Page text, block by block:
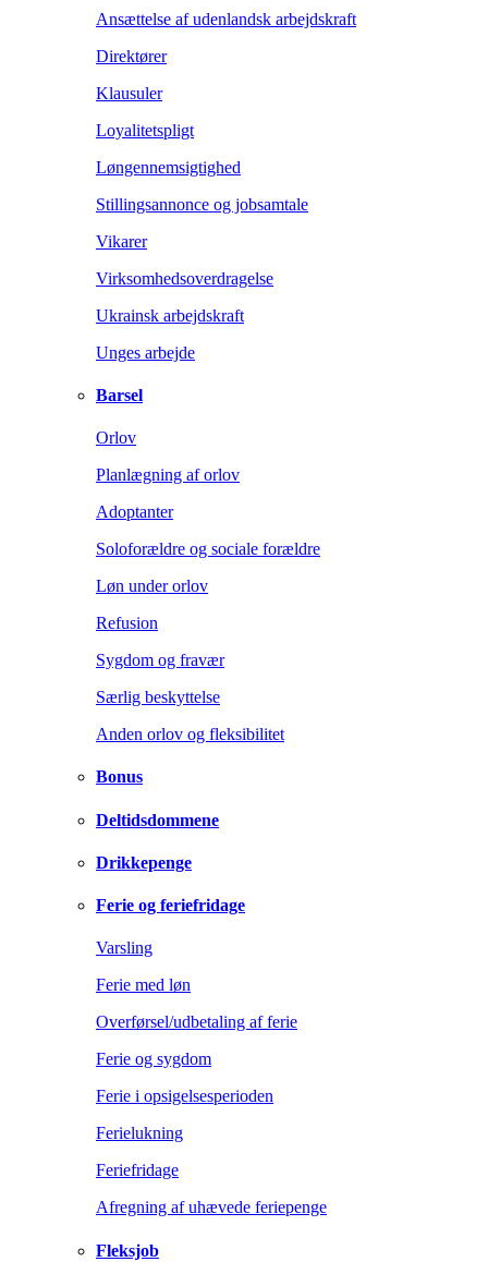
Ansættelse af udenlandsk arbejdskraft
Direktører
Klausuler
Loyalitetspligt
Løngennemsigtighed
Stillingsannonce og jobsamtale
Vikarer
Virksomhedsoverdragelse
Ukrainsk arbejdskraft
Unges arbejde
Barsel
Orlov
Planlægning af orlov
Adoptanter
Soloforældre og sociale forældre
Løn under orlov
Refusion
Sygdom og fravær
Særlig beskyttelse
Anden orlov og fleksibilitet
Bonus
Deltidsdommene
Drikkepenge
Ferie og feriefridage
Varsling
Ferie med løn
Overførsel/udbetaling af ferie
Ferie og sygdom
Ferie i opsigelsesperioden
Ferielukning
Feriefridage
Afregning af uhævede feriepenge
Fleksjob